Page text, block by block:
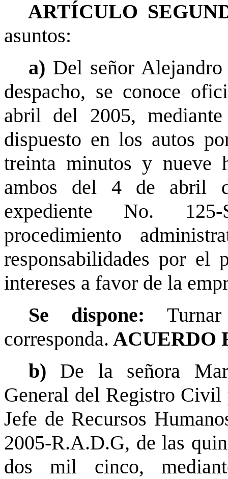
ARTÍCULO
asuntos:
a) Del señor
despacho, se conoce
abril del 2005,
dispuesto en los autos
treinta minutos y nueve
ambos del 4 de abril
expediente No. 125-
procedimiento
responsabilidades por el
intereses a favor de la
Se dispone:
corresponda. ACUERDO
b) De la señora
General del Registro
Jefe de Recursos
2005-R.A.D.G, de las
dos mil cinco,